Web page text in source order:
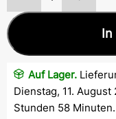
Auf Lager.
Dienstag, 11.
Stunden 58 Minuten.